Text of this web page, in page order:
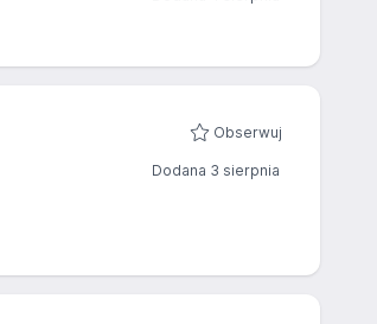
Obserwuj
Dodana 3 sierpnia